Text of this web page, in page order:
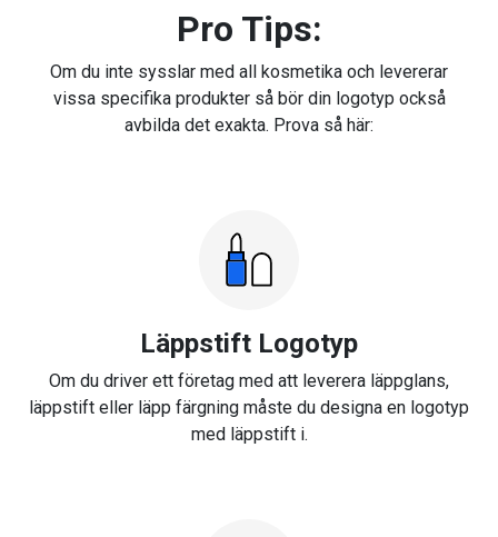
Pro Tips:
Om du inte sysslar med all kosmetika och levererar
vissa specifika produkter så bör din logotyp också
avbilda det exakta. Prova så här:
Läppstift Logotyp
Om du driver ett företag med att leverera läppglans,
läppstift eller läpp färgning måste du designa en logotyp
med läppstift i.